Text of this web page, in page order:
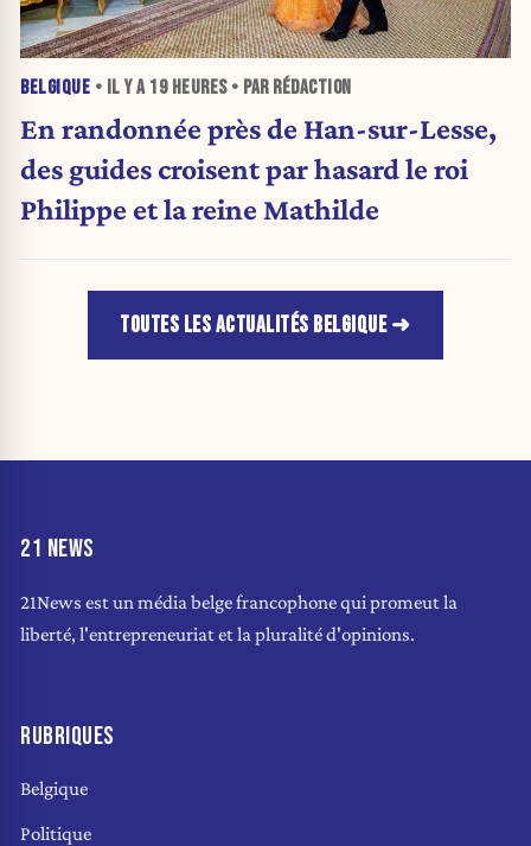
BELGIQUE • IL Y A 19 HEURES• PAR RÉDACTION
En randonnée près de Han-sur-Lesse,
des guides croisent par hasard le roi
Philippe et la reine Mathilde
TOUTES LES ACTUALITÉS BELGIQUE
21 NEWS
21News est un média belge francophone qui promeut la
liberté, l'entrepreneuriat et la pluralité d'opinions.
RUBRIQUES
Belgique
Politique